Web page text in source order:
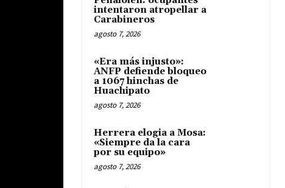
intentaron atropellar a
Carabineros
agosto 7, 2026
«Era más injusto»:
ANFP defiende bloqueo
a 1067 hinchas de
Huachipato
agosto 7, 2026
Herrera elogia a Mosa:
«Siempre da la cara
por su equipo»
agosto 7, 2026